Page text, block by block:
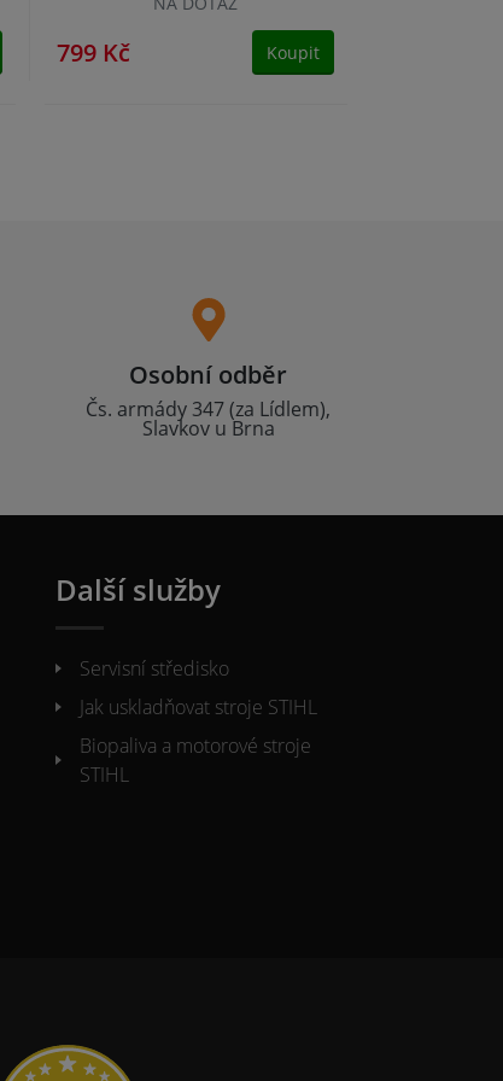
799 Kč Koupit
Osobní odběr
Čs. armády 347 (za Lídlem),
Slavkov u Brna
Další služby
Servisní středisko
Jak uskladňovat stroje STIHL
Biopaliva a motorové stroje
STIHL